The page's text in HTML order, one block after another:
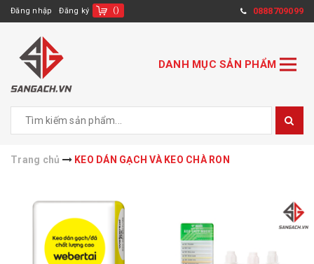
Đăng nhập Đăng ký () 0888709099
DANH MỤC SẢN PHẨM
Trang chủ KEO DÁN GẠCH VÀ KEO CHÀ RON